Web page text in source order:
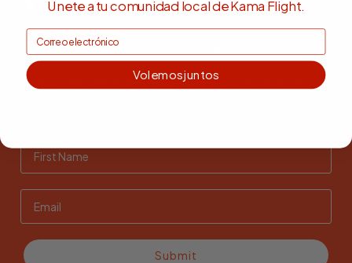
Suscríbete a nuestro boletín mensual
Recibe consejos prácticos y descubre experiencias en
Submit
Únete a tu comunidad local de Kama Flight.
Volemos juntos